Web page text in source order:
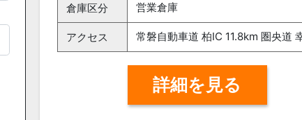
倉庫区分 営業倉庫
アクセス
詳細を見る